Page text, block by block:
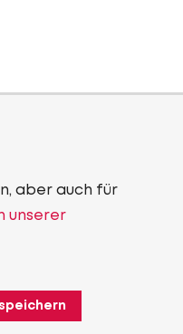
aber auch für
unserer